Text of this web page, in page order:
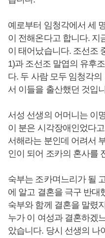
예로부터 임청각에서 세
이 전해온다고 합니다. 지
이 태어났습니다. 조선조
1)과 조선조 말엽의 유후
다. 두 사람 모두 임청각
서 이들을 출산했던 것입
서성 선생의 어머니는 이
이 분은 시각장애인었다
서해라는 분인데 어려서
인이 되어 조카의 혼사를
숙부는 조카며느리가 될
에 알고 결혼을 극구 반대
숙부와 함께 결혼을 말렸
누가 이 여성과 결혼하겠
았습니다. 당시 선생의 나